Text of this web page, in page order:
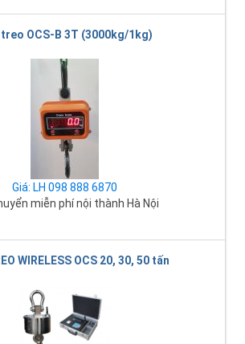
treo OCS-B 3T (3000kg/1kg)
Giá: LH 098 888 6870
miễn phí nội thành Hà Nội
WIRELESS OCS 20, 30, 50 tấn